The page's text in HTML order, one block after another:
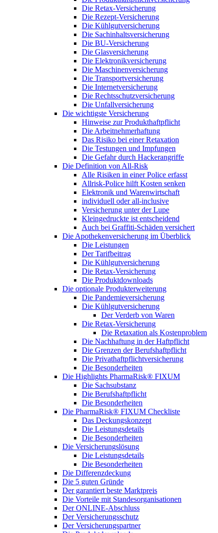
Die Retax-Versicherung
Die Rezept-Versicherung
Die Kühlgutversicherung
Die Sachinhaltsversicherung
Die BU-Versicherung
Die Glasversicherung
Die Elektronikversicherung
Die Maschinenversicherung
Die Transportversicherung
Die Internetversicherung
Die Rechtsschutzversicherung
Die Unfallversicherung
Die wichtigste Versicherung
Hinweise zur Produkthaftpflicht
Die Arbeitnehmerhaftung
Das Risiko bei einer Retaxation
Die Testungen und Impfungen
Die Gefahr durch Hackerangriffe
Die Definition von All-Risk
Alle Risiken in einer Police erfasst
Allrisk-Police hilft Kosten senken
Elektronik und Warenwirtschaft
individuell oder all-inclusive
Versicherung unter der Lupe
Kleingedruckte ist entscheidend
Auch bei Graffiti-Schäden versichert
Die Apothekenversicherung im Überblick
Die Leistungen
Der Tarifbeitrag
Die Kühlgutversicherung
Die Retax-Versicherung
Die Produktdownloads
Die optionale Produkterweiterung
Die Pandemieversicherung
Die Kühlgutversicherung
Der Verderb von Waren
Die Retax-Versicherung
Die Retaxation als Kostenproblem
Die Nachhaftung in der Haftpflicht
Die Grenzen der Berufshaftpflicht
Die Privathaftpflichtversicherung
Die Besonderheiten
Die Highlights PharmaRisk® FIXUM
Die Sachsubstanz
Die Berufshaftpflicht
Die Besonderheiten
Die PharmaRisk® FIXUM Checkliste
Das Deckungskonzept
Die Leistungsdetails
Die Besonderheiten
Die Versicherungslösung
Die Leistungsdetails
Die Besonderheiten
Die Differenzdeckung
Die 5 guten Gründe
Der garantiert beste Marktpreis
Die Vorteile mit Standesorganisationen
Der ONLINE-Abschluss
Der Versicherungsschutz
Der Versicherungspartner